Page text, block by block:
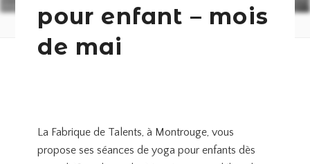
pour enfant – mois
de mai
La Fabrique de Talents, à Montrouge, vous
propose ses séances de yoga pour enfants dès